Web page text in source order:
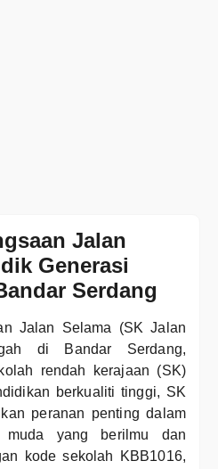
Jalan
Generasi
Serdang
Jalan Selama (SK Jalan
di Bandar Serdang,
rendah kerajaan (SK)
berkualiti tinggi, SK
peranan penting dalam
muda yang berilmu dan
kode sekolah KBB1016,